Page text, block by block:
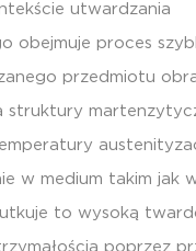
utwardzania
obejmuje proces
przedmiotu
struktury
w medium takim jak
to wysoką
poprzez